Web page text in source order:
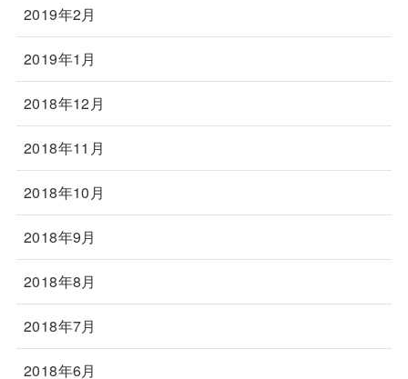
2019年2月
2019年1月
2018年12月
2018年11月
2018年10月
2018年9月
2018年8月
2018年7月
2018年6月